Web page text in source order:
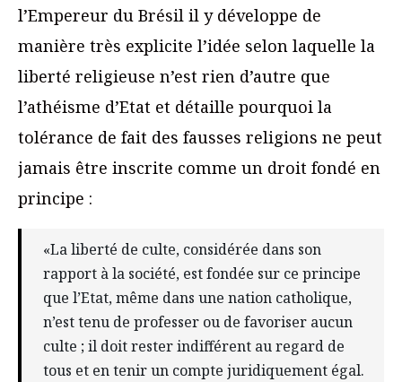
l’Empereur du Brésil il y développe de
manière très explicite l’idée selon laquelle la
liberté religieuse n’est rien d’autre que
l’athéisme d’Etat et détaille pourquoi la
tolérance de fait des fausses religions ne peut
jamais être inscrite comme un droit fondé en
principe :
«La liberté de culte, considérée dans son
rapport à la société, est fondée sur ce principe
que l’Etat, même dans une nation catholique,
n’est tenu de professer ou de favoriser aucun
culte ; il doit rester indifférent au regard de
tous et en tenir un compte juridiquement égal.